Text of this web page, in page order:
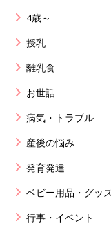
4歳～
授乳
離乳食
お世話
病気・トラブル
産後の悩み
発育発達
ベビー用品・グッ
行事・イベント